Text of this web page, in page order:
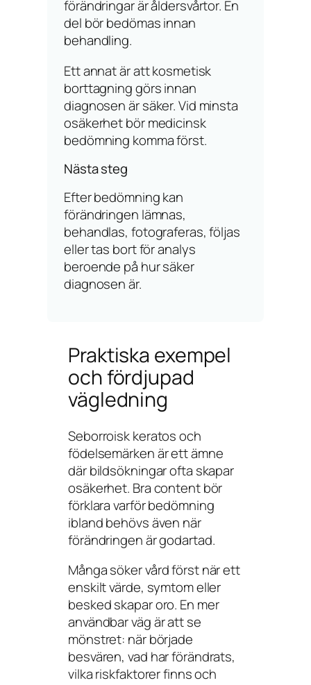
förändringar är åldersvårtor. En
del bör bedömas innan
behandling.
Ett annat är att kosmetisk
borttagning görs innan
diagnosen är säker. Vid minsta
osäkerhet bör medicinsk
bedömning komma först.
Nästa steg
Efter bedömning kan
förändringen lämnas,
behandlas, fotograferas, följas
eller tas bort för analys
beroende på hur säker
diagnosen är.
Praktiska exempel
och fördjupad
vägledning
Seborroisk keratos och
födelsemärken är ett ämne
där bildsökningar ofta skapar
osäkerhet. Bra content bör
förklara varför bedömning
ibland behövs även när
förändringen är godartad.
Många söker vård först när ett
enskilt värde, symtom eller
besked skapar oro. En mer
användbar väg är att se
mönstret: när började
besvären, vad har förändrats,
vilka riskfaktorer finns och